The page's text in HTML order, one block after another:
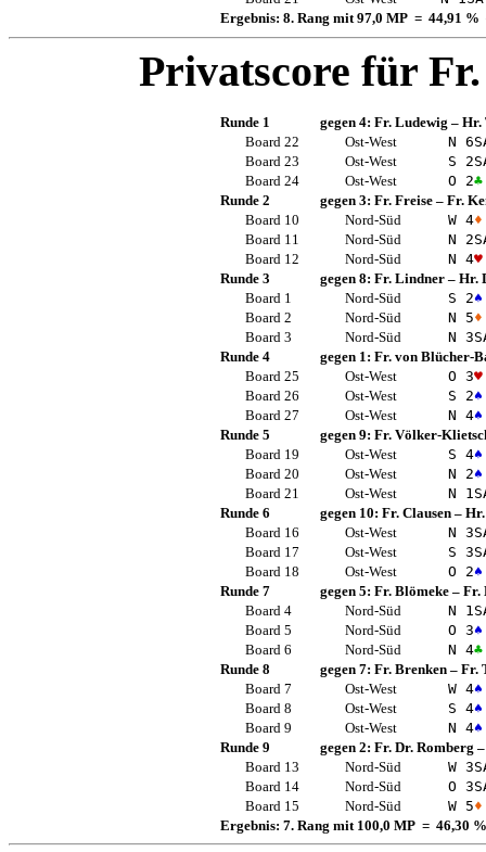
Ergebnis: 8. Rang mit 97,0 MP = 44,91 %
Privatscore für
Runde 1 gegen 4: Fr. Ludewig – Hr.
Board 22
Ost-West N 6
Board 23
Ost-West S 2
Board 24
Ost-West O 2♣
Runde 2
gegen 3: Fr. Freise – Fr.
Board 10
Nord-Süd W 4♦
Board 11
Nord-Süd N 2
Board 12
Nord-Süd N 4♥
Runde 3
gegen 8: Fr. Lindner – Hr.
Board 1
Nord-Süd S 2♠
Board 2
Nord-Süd N 5♦
Board 3
Nord-Süd N 3
Runde 4
gegen 1: Fr. von Blücher-
Board 25
Ost-West O 3♥
Board 26
Ost-West S 2♠
Board 27
Ost-West N 4♠
Runde 5
gegen 9: Fr. Völker-
Board 19
Ost-West S 4♠
Board 20
Ost-West N 2♠
Board 21
Ost-West N 1
Runde 6
gegen 10: Fr. Clausen –
Board 16
Ost-West N 3
Board 17
Ost-West S 3
Board 18
Ost-West O 2♠
Runde 7
gegen 5: Fr. Blömeke – Fr.
Board 4
Nord-Süd N 1
Board 5
Nord-Süd O 3♠
Board 6
Nord-Süd N 4♣
Runde 8
gegen 7: Fr. Brenken – Fr.
Board 7
Ost-West W 4♠
Board 8
Ost-West S 4♠
Board 9
Ost-West N 4♠
Runde 9
gegen 2: Fr. Dr. Romberg
Board 13
Nord-Süd W 3
Board 14
Nord-Süd O 3
Board 15
Nord-Süd W 5♦
Ergebnis: 7. Rang mit 100,0 MP = 46,30 %